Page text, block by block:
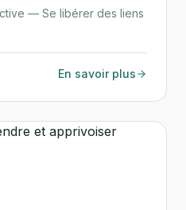
— Se libérer des liens
En savoir plus